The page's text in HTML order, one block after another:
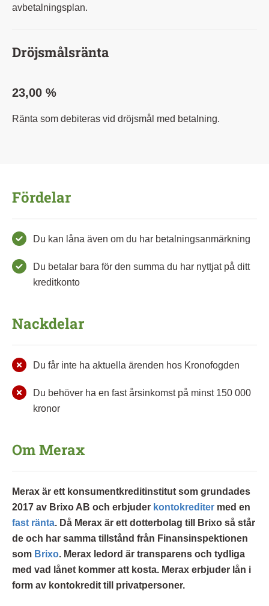
avbetalningsplan.
Dröjsmålsränta
23,00 %
Ränta som debiteras vid dröjsmål med betalning.
Fördelar
Du kan låna även om du har betalningsanmärkning
Du betalar bara för den summa du har nyttjat på ditt
kreditkonto
Nackdelar
Du får inte ha aktuella ärenden hos Kronofogden
Du behöver ha en fast årsinkomst på minst 150 000
kronor
Om Merax
Merax är ett konsumentkreditinstitut som grundades
2017 av Brixo AB och erbjuder kontokrediter med en
fast ränta. Då Merax är ett dotterbolag till Brixo så står
de och har samma tillstånd från Finansinspektionen
som Brixo. Merax ledord är transparens och tydliga
med vad lånet kommer att kosta. Merax erbjuder lån i
form av kontokredit till privatpersoner.